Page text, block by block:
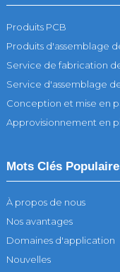
Produits PCB
Produits d'assemblage
Service de fabrication
Service d'assemblage
Conception et mise en
Approvisionnement en
Mots Clés
À propos de nous
Nos avantages
Domaines d'application
Nouvelles